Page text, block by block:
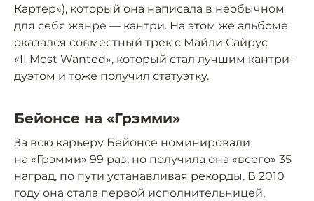
Картер»), который она написала в необычном
для себя жанре — кантри. На этом же альбоме
оказался совместный трек с Майли Сайрус
«II Most Wanted», который стал лучшим кантри-
дуэтом и тоже получил статуэтку.
Бейонсе на «Грэмми»
За всю карьеру Бейонсе номинировали
на «Грэмми» 99 раз, но получила она «всего» 35
наград, по пути устанавливая рекорды. В 2010
году она стала первой исполнительницей,